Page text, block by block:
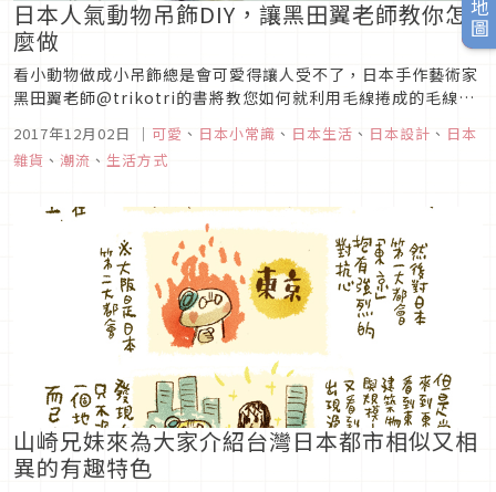
日本人氣動物吊飾DIY，讓黑田翼老師教你怎
麼做
看小動物做成小吊飾總是會可愛得讓人受不了，日本手作藝術家
黑田翼老師@trikotri的書將教您如何就利用毛線捲成的毛線球
可以隨身攜帶的小吊飾囉！快來看看吧！
2017年12月02日 ｜ 可愛 、 日本小常識 、 日本生活 、 日本設計 、 日本
雜貨 、 潮流 、 生活方式
山崎兄妹來為大家介紹台灣日本都市相似又相
異的有趣特色